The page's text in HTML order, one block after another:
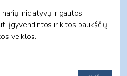
iniciatyvų ir gautos
įgyvendintos ir kitos paukščių
veiklos.